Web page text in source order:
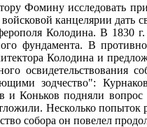
Фомину исследовать
канцелярии дать
Колодина. В 1830
фундамента. В
Колодина и
освидетельствования
зодчество":
подняли вопрос
Несколько
собора он повелел